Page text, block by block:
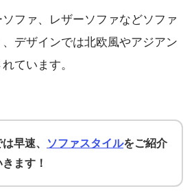
ファ、レザーソファなどソファ
デザインでは北欧風やアジアン
ています。
早速、 ソファスタイルをご紹介
ます！